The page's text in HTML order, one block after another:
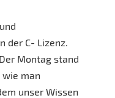
der C- Lizenz.
Montag stand
man
unser Wissen